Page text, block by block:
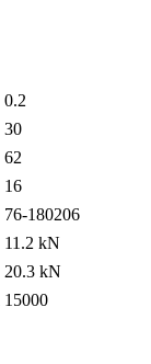
0.2
30
62
16
76-180206
11.2 kN
20.3 kN
15000